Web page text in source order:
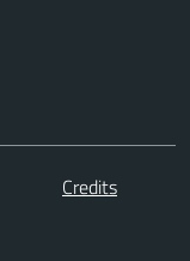
Credits